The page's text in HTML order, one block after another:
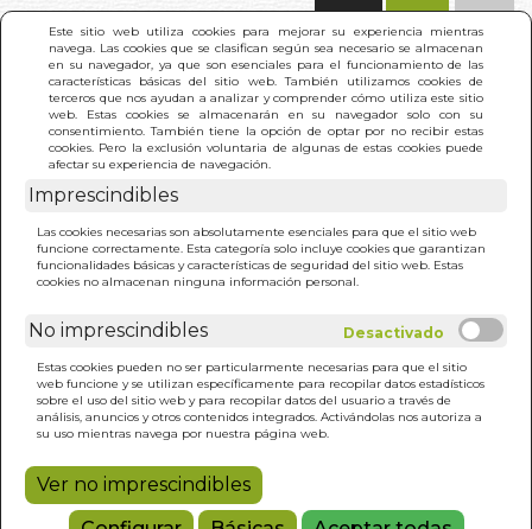
Este sitio web utiliza cookies para mejorar su experiencia mientras
navega. Las cookies que se clasifican según sea necesario se almacenan
en su navegador, ya que son esenciales para el funcionamiento de las
características básicas del sitio web. También utilizamos cookies de
terceros que nos ayudan a analizar y comprender cómo utiliza este sitio
web. Estas cookies se almacenarán en su navegador solo con su
consentimiento. También tiene la opción de optar por no recibir estas
cookies. Pero la exclusión voluntaria de algunas de estas cookies puede
afectar su experiencia de navegación.
Imprescindibles
Las cookies necesarias son absolutamente esenciales para que el sitio web
funcione correctamente. Esta categoría solo incluye cookies que garantizan
funcionalidades básicas y características de seguridad del sitio web. Estas
cookies no almacenan ninguna información personal.
No imprescindibles
Estas cookies pueden no ser particularmente necesarias para que el sitio
web funcione y se utilizan específicamente para recopilar datos estadísticos
sobre el uso del sitio web y para recopilar datos del usuario a través de
análisis, anuncios y otros contenidos integrados. Activándolas nos autoriza a
su uso mientras navega por nuestra página web.
Ver no imprescindibles
INICIO >